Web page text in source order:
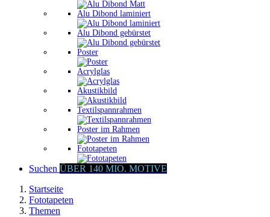
Alu Dibond laminiert
Alu Dibond gebürstet
Poster
Acrylglas
Akustikbild
Textilspannrahmen
Poster im Rahmen
Fototapeten
Suchen ÜBER 140 MIO. MOTIVE
Startseite
Fototapeten
Themen